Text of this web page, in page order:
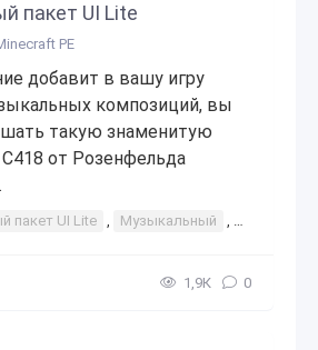
пакет UI Lite
PE
добавит в вашу игру
композиций, вы
такую знаменитую
от Розенфельда
пакет UI Lite , Музыкальный , пакет
1,9К 0